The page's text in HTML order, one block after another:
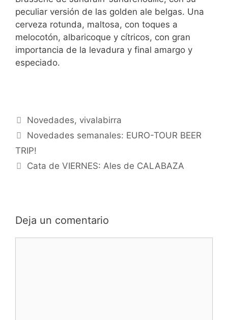
peculiar versión de las golden ale belgas. Una
cerveza rotunda, maltosa, con toques a
melocotón, albaricoque y cítricos, con gran
importancia de la levadura y final amargo y
especiado.
Categorías
Novedades, vivalabirra
Novedades semanales: EURO-TOUR BEER
TRIP!
Cata de VIERNES: Ales de CALABAZA
Deja un comentario